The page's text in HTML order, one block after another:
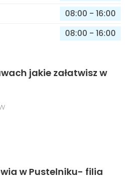
08:00 - 16:00
08:00 - 16:00
jakie załatwisz w
w Pustelniku- filia